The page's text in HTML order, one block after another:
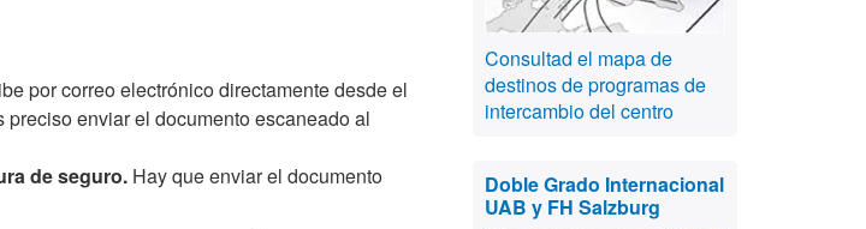
por correo electrónico directamente desde el
enviar el documento escaneado al
de seguro.Hay que enviar el documento
Consultad el mapa de
destinos de programas de
intercambio del centro
Doble Grado Internacional
UAB y FH Salzburg